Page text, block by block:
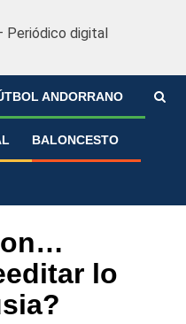
ANDORRANO
BALONCESTO
lo